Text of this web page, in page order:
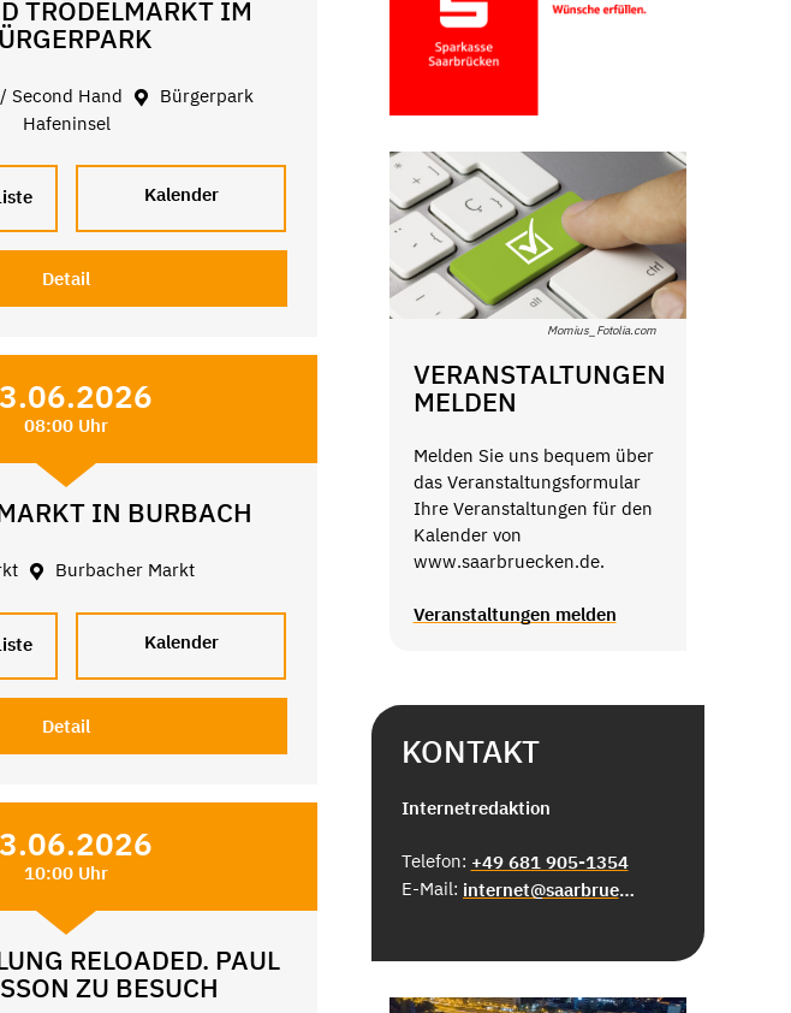
TRÖDELMARKT IM
Second Hand
Bürgerpark
Hafeninsel
Kalender
Detail
08:00 Uhr
IN BURBACH
Burbacher Markt
Kalender
Detail
10:00 Uhr
RELOADED. PAUL
ZU BESUCH
Momius_Fotolia.com
VERANSTALTUNGEN
MELDEN
Melden Sie uns bequem über
das Veranstaltungsformular
Ihre Veranstaltungen für den
Kalender von
www.saarbruecken.de.
Veranstaltungen melden
KONTAKT
Internetredaktion
Telefon: +49 681 905-1354
E-Mail:
internet@saarbruecken.de